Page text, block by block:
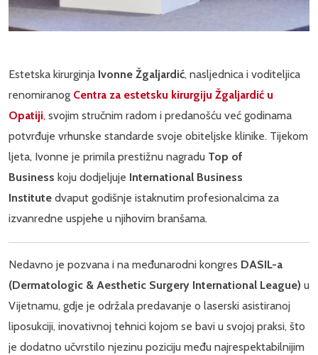
Estetska kirurginja Ivonne Žgaljardić, nasljednica i voditeljica
renomiranog Centra za estetsku kirurgiju Žgaljardić u
Opatiji, svojim stručnim radom i predanošću već godinama
potvrđuje vrhunske standarde svoje obiteljske klinike. Tijekom
ljeta, Ivonne je primila prestižnu nagradu Top of
Business koju dodjeljuje International Business
Institute dvaput godišnje istaknutim profesionalcima za
izvanredne uspjehe u njihovim branšama.
Nedavno je pozvana i na međunarodni kongres DASIL-a
(Dermatologic & Aesthetic Surgery International League) u
Vijetnamu, gdje je održala predavanje o laserski asistiranoj
liposukciji, inovativnoj tehnici kojom se bavi u svojoj praksi, što
je dodatno učvrstilo njezinu poziciju među najrespektabilnijim